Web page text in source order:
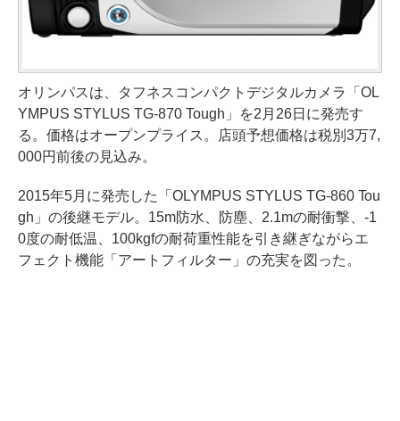
オリンパスは、タフネスコンパクトデジタルカメラ「OL
YMPUS STYLUS TG-870 Tough」を2月26日に発売す
る。価格はオープンプライス。店頭予想価格は税別3万7,
000円前後の見込み。
2015年5月に発売した「OLYMPUS STYLUS TG-860 Tou
gh」の後継モデル。15m防水、防塵、2.1mの耐衝撃、-1
0度の耐低温、100kgfの耐荷重性能を引き継ぎながらエ
フェクト機能「アートフィルター」の充実を図った。